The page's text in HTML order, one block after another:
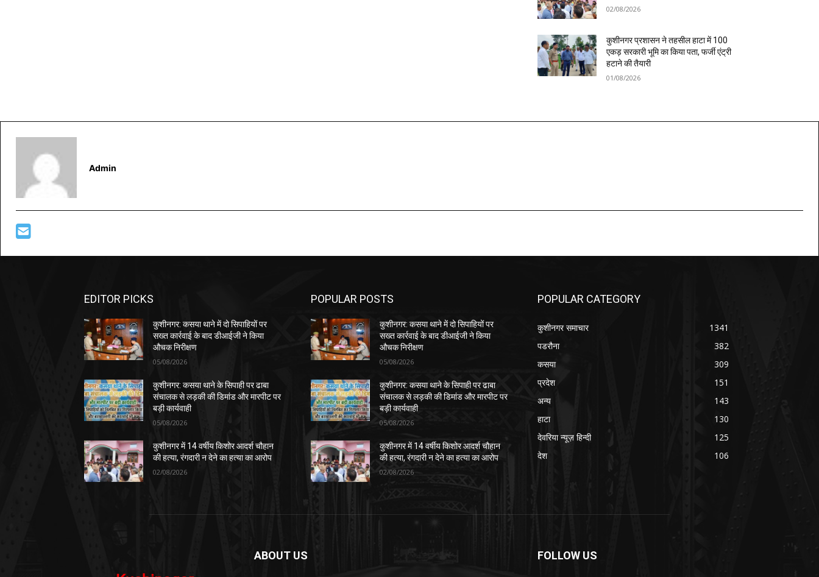
02/08/2026
कुशीनगर प्रशासन ने तहसील हाटा में 100
एकड़ सरकारी भूमि का किया पता, फर्जी एंट्री
हटाने की तैयारी
01/08/2026
Admin
EDITOR PICKS
कुशीनगर: कसया थाने में दो सिपाहियों पर
सख्त कार्रवाई के बाद डीआईजी ने किया
औचक निरीक्षण
05/08/2026
कुशीनगर: कसया थाने के सिपाही पर ढाबा
संचालक से लड़की की डिमांड और मारपीट पर
बड़ी कार्यवाही
05/08/2026
कुशीनगर में 14 वर्षीय किशोर आदर्श चौहान
की हत्या, रंगदारी न देने का हत्या का आरोप
02/08/2026
POPULAR POSTS
कुशीनगर: कसया थाने में दो सिपाहियों पर
सख्त कार्रवाई के बाद डीआईजी ने किया
औचक निरीक्षण
05/08/2026
कुशीनगर: कसया थाने के सिपाही पर ढाबा
संचालक से लड़की की डिमांड और मारपीट पर
बड़ी कार्यवाही
05/08/2026
कुशीनगर में 14 वर्षीय किशोर आदर्श चौहान
की हत्या, रंगदारी न देने का हत्या का आरोप
02/08/2026
POPULAR CATEGORY
कुशीनगर समाचार
1341
पडरौना
382
कसया
309
प्रदेश
151
अन्य
143
हाटा
130
देवरिया न्यूज़ हिन्दी
125
देश
106
ABOUT US FOLLOW US